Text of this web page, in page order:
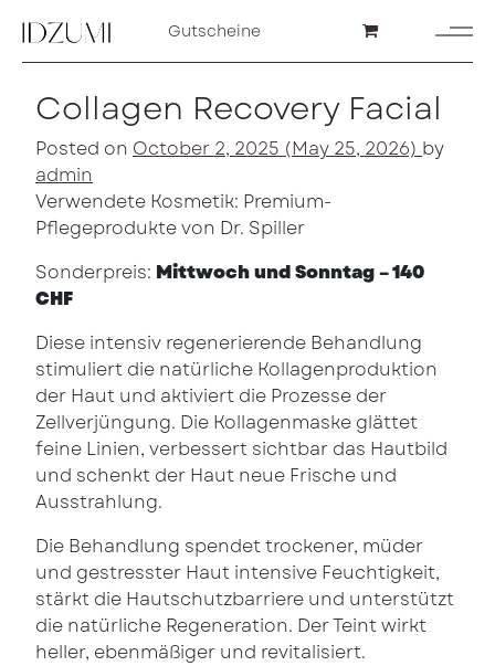
Gutscheine
Collagen Recovery Facial
Posted on October 2, 2025 (May 25, 2026) by
admin
Verwendete Kosmetik: Premium-
Pflegeprodukte von Dr. Spiller
Sonderpreis: Mittwoch und Sonntag – 140
CHF
Diese intensiv regenerierende Behandlung
stimuliert die natürliche Kollagenproduktion
der Haut und aktiviert die Prozesse der
Zellverjüngung. Die Kollagenmaske glättet
feine Linien, verbessert sichtbar das Hautbild
und schenkt der Haut neue Frische und
Ausstrahlung.
Die Behandlung spendet trockener, müder
und gestresster Haut intensive Feuchtigkeit,
stärkt die Hautschutzbarriere und unterstützt
die natürliche Regeneration. Der Teint wirkt
heller, ebenmäßiger und revitalisiert.